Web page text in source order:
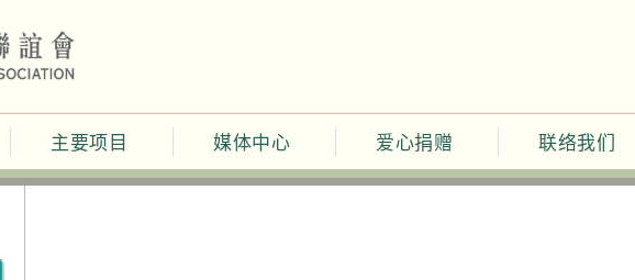
主要项目 媒体中心 爱心捐赠 联络我们